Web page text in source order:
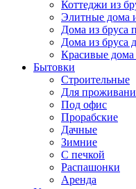
Коттеджи из
Элитные дома
Дома из бруса
Дома из бруса
Красивые дома
Бытовки
Строительные
Для
Под офис
Прорабские
Дачные
Зимние
С печкой
Распашонки
Аренда